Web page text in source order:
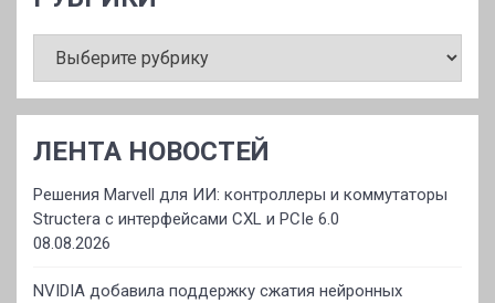
ЛЕНТА НОВОСТЕЙ
Решения Marvell для ИИ: контроллеры и коммутаторы
Structera с интерфейсами CXL и PCIe 6.0
08.08.2026
NVIDIA добавила поддержку сжатия нейронных